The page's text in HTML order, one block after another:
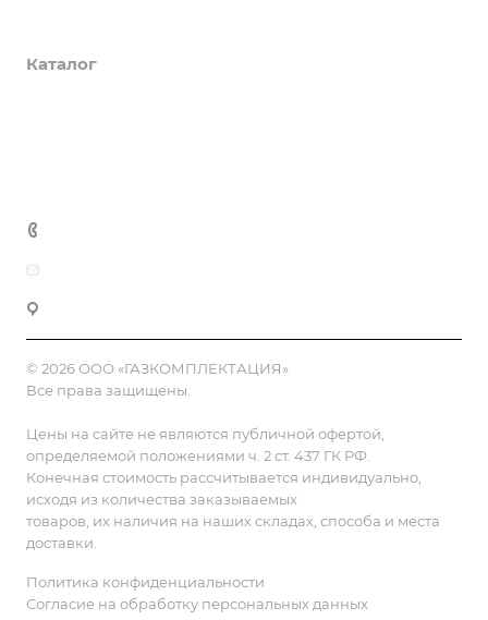
Каталог
© 2026 ООО «ГАЗКОМПЛЕКТАЦИЯ»
Все права защищены.
Цены на сайте не являются публичной офертой,
определяемой положениями ч. 2 ст. 437 ГК РФ.
Конечная стоимость рассчитывается индивидуально,
исходя из количества заказываемых
товаров, их наличия на наших складах, способа и места
доставки.
Политика конфиденциальности
Согласие на обработку персональных данных